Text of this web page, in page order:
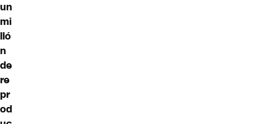
un
mi
lló
n
de
re
pr
od